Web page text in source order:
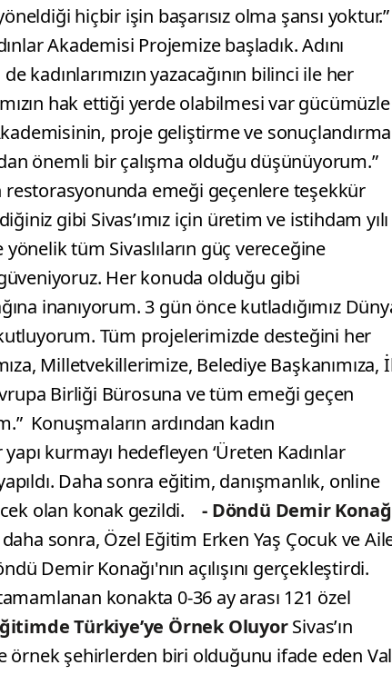
hiçbir işin başarısız olma şansı yoktur.”
Akademisi Projemize başladık. Adını
kadınlarımızın yazacağının bilinci ile her
hak ettiği yerde olabilmesi var gücümüzle
proje geliştirme ve sonuçlandırma
önemli bir çalışma olduğu düşünüyorum.”
restorasyonunda emeği geçenlere teşekkür
gibi Sivas’ımız için üretim ve istihdam yılı
tüm Sivaslıların güç vereceğine
güveniyoruz. Her konuda olduğu gibi
inanıyorum. 3 gün önce kutladığımız
Tüm projelerimizde desteğini her
Milletvekillerimize, Belediye Başkanımıza,
Birliği Bürosuna ve tüm emeği geçen
Konuşmaların ardından kadın
kurmayı hedefleyen ‘Üreten Kadınlar
Daha sonra eğitim, danışmanlık, online
olan konak gezildi.
- Döndü Demir
sonra, Özel Eğitim Erken Yaş Çocuk ve
Demir Konağı'nın açılışını gerçekleştirdi.
konakta 0-36 ay arası 121 özel
Türkiye’ye Örnek OluyorSivas’ın
örnek şehirlerden biri olduğunu ifade eden